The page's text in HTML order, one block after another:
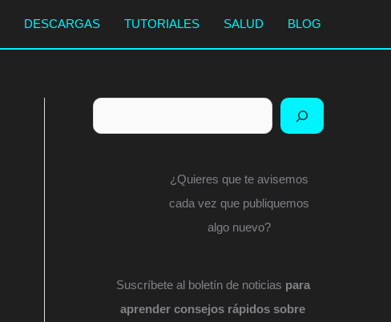
DESCARGAS TUTORIALES SALUD BLOG
Buscar
¿Quieres que te avisemos
cada vez que publiquemos
algo nuevo?
Suscríbete al boletín de noticias para
aprender consejos rápidos sobre